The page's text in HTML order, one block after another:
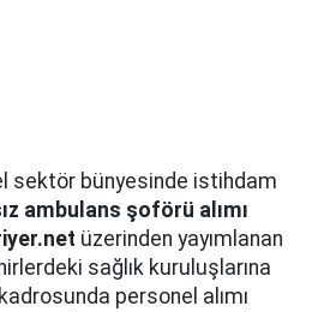
sektör bünyesinde istihdam
ambulans şoförü alımı
üzerinden yayımlanan
sağlık kuruluşlarına
kadrosunda personel alımı